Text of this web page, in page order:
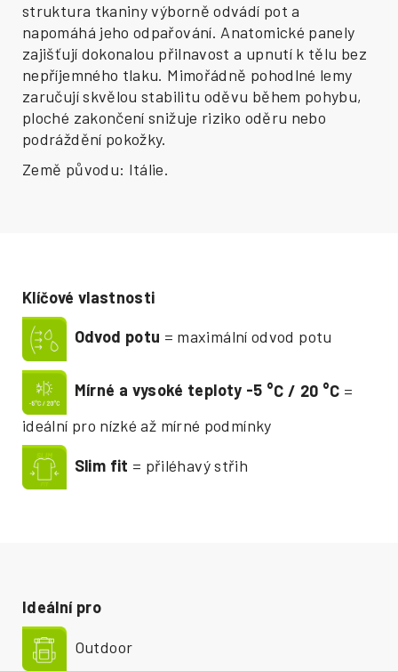
struktura tkaniny výborně odvádí pot a
napomáhá jeho odpařování. Anatomické panely
zajišťují dokonalou přilnavost a upnutí k tělu bez
nepříjemného tlaku. Mimořádně pohodlné lemy
zaručují skvělou stabilitu oděvu během pohybu,
ploché zakončení snižuje riziko oděru nebo
podráždění pokožky.
Země původu: Itálie.
Ideální pro
Outdoor
Klíčové vlastnosti
Odvod potu = maximální odvod potu
Mírné a vysoké teploty -5 °C / 20 °C =
ideální pro nízké až mírné podmínky
Slim fit = přiléhavý střih